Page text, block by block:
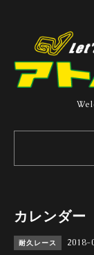
カレンダー
耐久レース 2018-